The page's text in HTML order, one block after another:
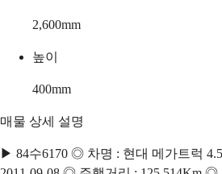
2,600mm
높이
400mm
매물 상세 설명
▶ 84수6170 ◎ 차명 : 현대 메가트럭